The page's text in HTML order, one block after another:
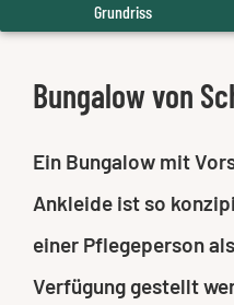
Grundriss
Bungalow von
Ein Bungalow mit
Ankleide ist so
einer Pflegeperson
Verfügung gestellt